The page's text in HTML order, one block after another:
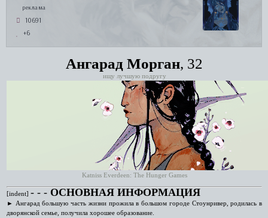
реклама
10691
+6
Ангарад Морган, 32
ищу лучшую подругу
Katniss Everdeen: The Hunger Games
[indent] ‑ ‑ ‑ ОСНОВНАЯ ИНФОРМАЦИЯ
► Ангарад большую часть жизни прожила в большом городе Стоунривер, родилась в
дворянской семье, получила хорошее образование.